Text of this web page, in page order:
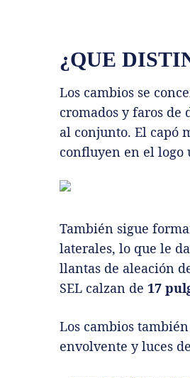
¿QUE
Los cambios se
cromados y faros de
al conjunto. El capó
confluyen en el logo
También sigue
laterales, lo que le
llantas de aleación
SEL calzan de 17
Los cambios
envolvente y luces